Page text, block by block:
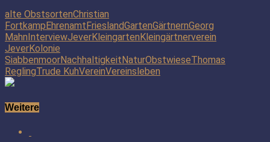
alte ObstsortenChristian
FortkampEhrenamtFrieslandGartenGärtnernGeorg
MahnInterviewJeverKleingartenKleingärtnerverein
JeverKolonie
SiabbenmoorNachhaltigkeitNaturObstwieseThomas
ReglingTrude KuhVereinVereinsleben
Weitere